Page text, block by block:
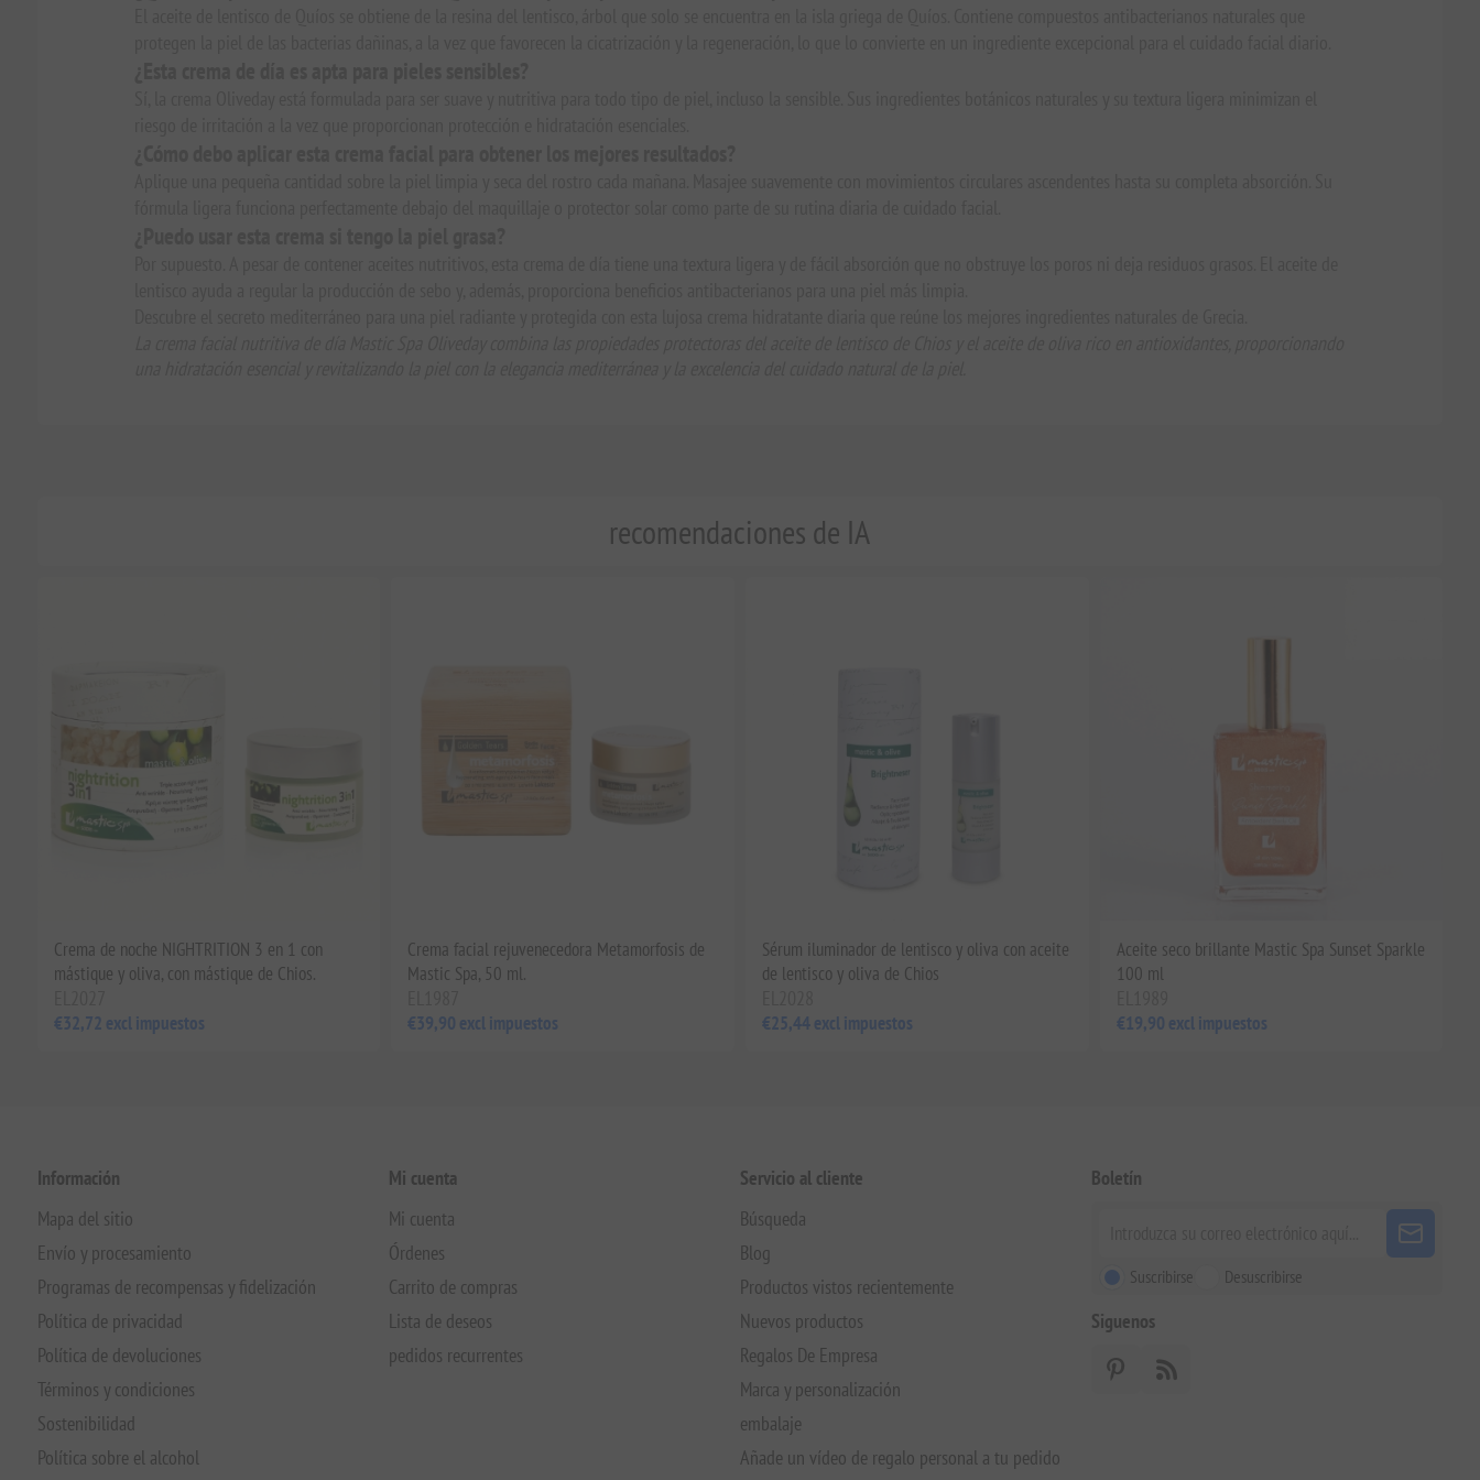
recomendaciones de IA
Crema de noche NIGHTRITION 3 en 1 con
mástique y oliva, con mástique de Chios.
€32,72 excl impuestos
Crema facial rejuvenecedora Metamorfosis de
Mastic Spa, 50 ml.
€39,90 excl impuestos
Sérum iluminador de lentisco y oliva con aceite
de lentisco y oliva de Chios
€25,44 excl impuestos
Aceite seco brillante Mastic Spa Sunset Sparkle
100 ml
€19,90 excl impuestos
Información
Mapa del sitio
Envío y procesamiento
Programas de recompensas y fidelización
Política de privacidad
Política de devoluciones
Términos y condiciones
Sostenibilidad
Política sobre el alcohol
Mi cuenta
Mi cuenta
Órdenes
Carrito de compras
Lista de deseos
pedidos recurrentes
Servicio al cliente
Búsqueda
Blog
Productos vistos recientemente
Nuevos productos
Regalos De Empresa
Marca y personalización
embalaje
Añade un vídeo de regalo personal a tu pedido
Boletín
Suscribirse Desuscribirse
Siguenos